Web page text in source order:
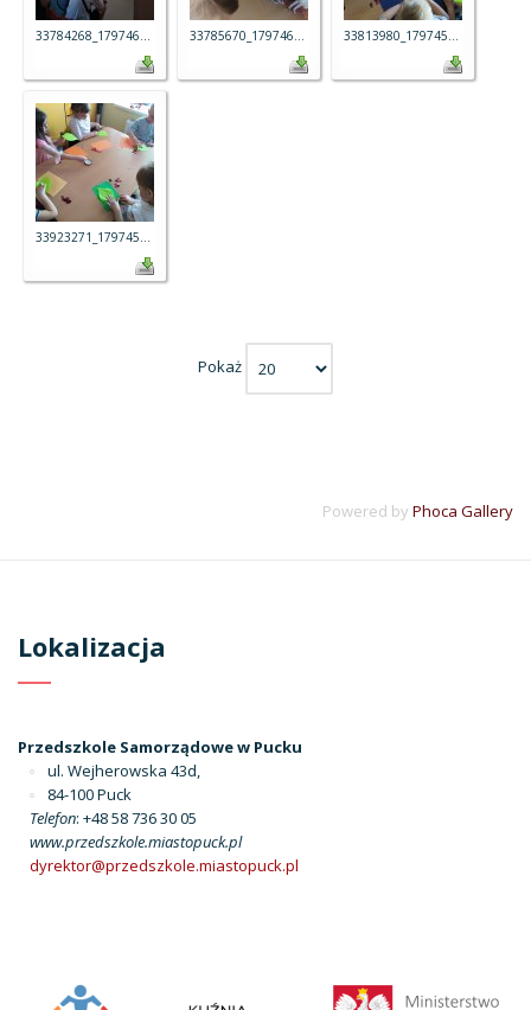
33784268_179746... 33785670_179746... 33813980_179745...
33923271_179745...
Pokaż
Powered by Phoca Gallery
Lokalizacja
Przedszkole Samorządowe w Pucku
ul. Wejherowska 43d,
84-100 Puck
Telefon: +48 58 736 30 05
www.przedszkole.miastopuck.pl
dyrektor@przedszkole.miastopuck.pl